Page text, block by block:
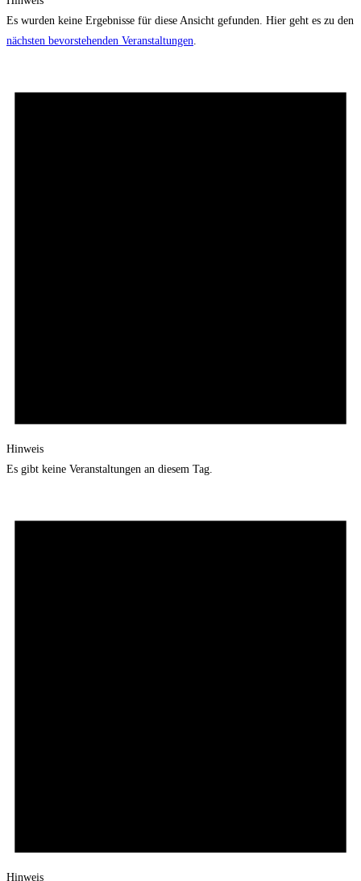
Es wurden keine Ergebnisse für diese Ansicht gefunden. Hier geht es zu den
nächsten bevorstehenden Veranstaltungen.
Hinweis
Es gibt keine Veranstaltungen an diesem Tag.
Hinweis